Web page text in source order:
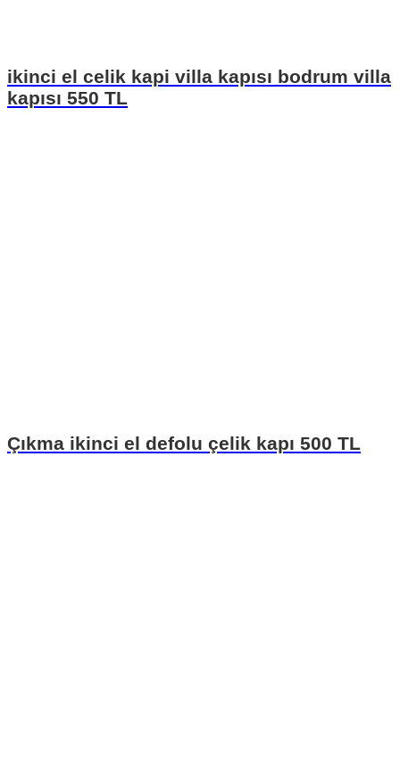
ikinci el celik kapi villa kapısı bodrum villa
kapısı 550 TL
Çıkma ikinci el defolu çelik kapı 500 TL